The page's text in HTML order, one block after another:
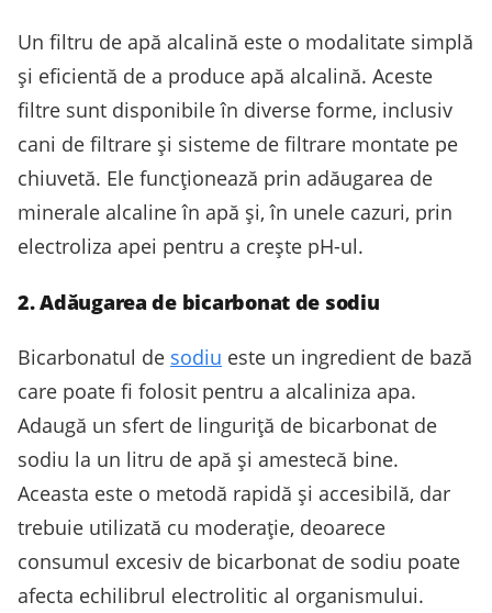
Un filtru de apă alcalină este o modalitate simplă
și eficientă de a produce apă alcalină. Aceste
filtre sunt disponibile în diverse forme, inclusiv
cani de filtrare și sisteme de filtrare montate pe
chiuvetă. Ele funcționează prin adăugarea de
minerale alcaline în apă și, în unele cazuri, prin
electroliza apei pentru a crește pH-ul.
2. Adăugarea de bicarbonat de sodiu
Bicarbonatul de sodiu este un ingredient de bază
care poate fi folosit pentru a alcaliniza apa.
Adaugă un sfert de linguriță de bicarbonat de
sodiu la un litru de apă și amestecă bine.
Aceasta este o metodă rapidă și accesibilă, dar
trebuie utilizată cu moderație, deoarece
consumul excesiv de bicarbonat de sodiu poate
afecta echilibrul electrolitic al organismului.